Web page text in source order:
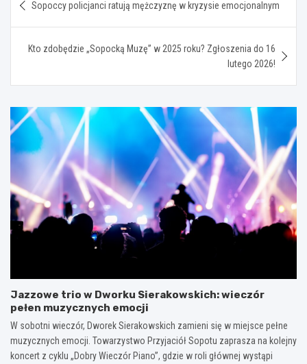
wpisu
Sopoccy policjanci ratują mężczyznę w kryzysie emocjonalnym
Kto zdobędzie „Sopocką Muzę” w 2025 roku? Zgłoszenia do 16
lutego 2026!
Jazzowe trio w Dworku Sierakowskich: wieczór
pełen muzycznych emocji
W sobotni wieczór, Dworek Sierakowskich zamieni się w miejsce pełne
muzycznych emocji. Towarzystwo Przyjaciół Sopotu zaprasza na kolejny
koncert z cyklu „Dobry Wieczór Piano”, gdzie w roli głównej wystąpi